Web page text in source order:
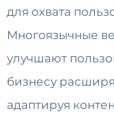
для охвата
Многоязычные
улучшают
бизнесу
адаптируя